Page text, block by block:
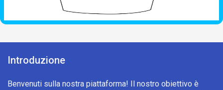
Introduzione
Benvenuti sulla nostra piattaforma! Il nostro obiettivo è